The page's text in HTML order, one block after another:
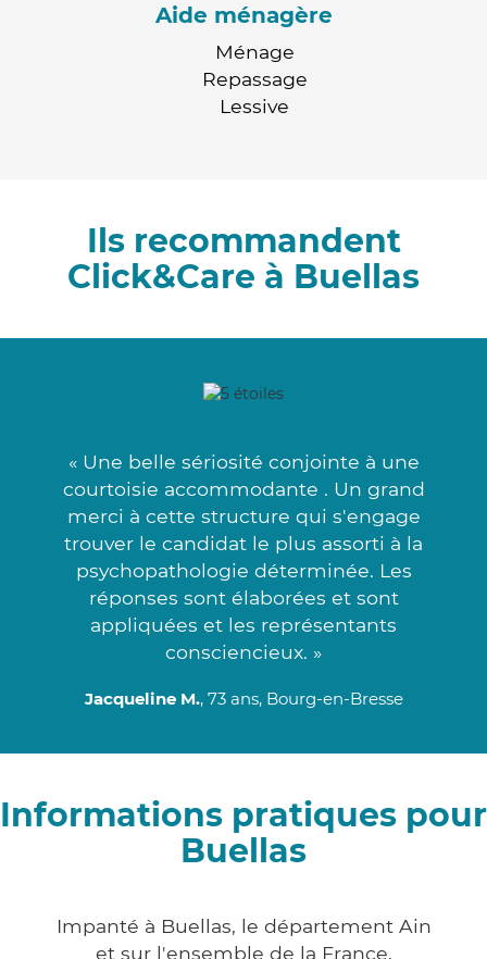
Aide ménagère
Ménage
Repassage
Lessive
Ils recommandent
Click&Care à Buellas
« Une belle sériosité conjointe à une
courtoisie accommodante . Un grand
merci à cette structure qui s'engage
trouver le candidat le plus assorti à la
psychopathologie déterminée. Les
réponses sont élaborées et sont
appliquées et les représentants
consciencieux. »
Jacqueline M., 73 ans, Bourg-en-Bresse
Informations pratiques pour
Buellas
Impanté à Buellas, le département Ain
et sur l'ensemble de la France,